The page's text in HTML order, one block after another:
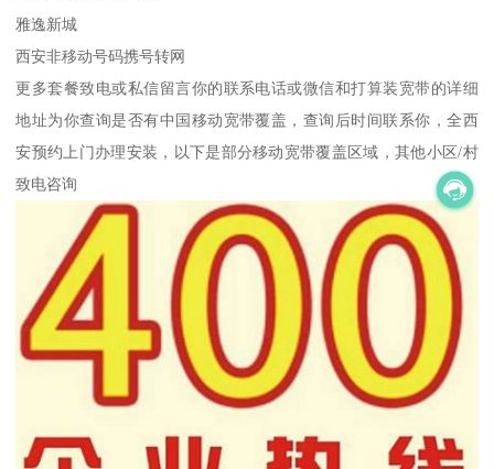
雅逸新城
西安非移动号码携号转网
更多套餐致电或私信留言你的联系电话或微信和打算装宽带的详细
地址为你查询是否有中国移动宽带覆盖，查询后时间联系你，全西
安预约上门办理安装，以下是部分移动宽带覆盖区域，其他小区/村
致电咨询